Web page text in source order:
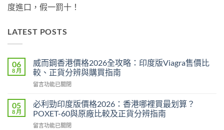
度進口，假一罰十！
LATEST POSTS
06
8 月
威而鋼香港價格2026全攻略：印度版Viagra售價比
較、正貨分辨與購買指南
在
而
鋼
香
港
留言功能已關閉
05
8 月
必利勁印度版價格2026：香港哪裡買最划算？
POXET-60與原廠比較及正貨分辨指南
在
留言功能已關閉